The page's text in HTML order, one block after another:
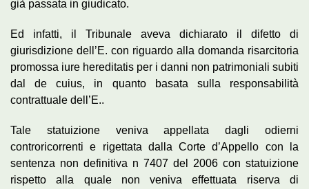
già passata in giudicato.
Ed infatti, il Tribunale aveva dichiarato il difetto di
giurisdizione dell’E. con riguardo alla domanda risarcitoria
promossa iure hereditatis per i danni non patrimoniali subiti
dal de cuius, in quanto basata sulla responsabilità
contrattuale dell’E..
Tale statuizione veniva appellata dagli odierni
controricorrenti e rigettata dalla Corte d’Appello con la
sentenza non definitiva n 7407 del 2006 con statuizione
rispetto alla quale non veniva effettuata riserva di